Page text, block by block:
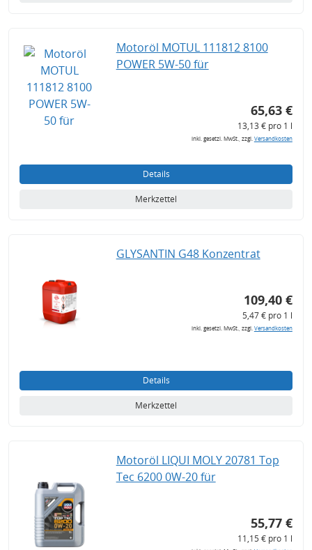
Motoröl MOTUL 111812 8100
POWER 5W-50 für
65,63 €
13,13 € pro 1 l
inkl. gesetzl. MwSt., zzgl.Versandkosten
Details
Merkzettel
GLYSANTIN G48 Konzentrat
109,40 €
5,47 € pro 1 l
inkl. gesetzl. MwSt., zzgl.Versandkosten
Details
Merkzettel
Motoröl LIQUI MOLY 20781 Top
Tec 6200 0W-20 für
55,77 €
11,15 € pro 1 l